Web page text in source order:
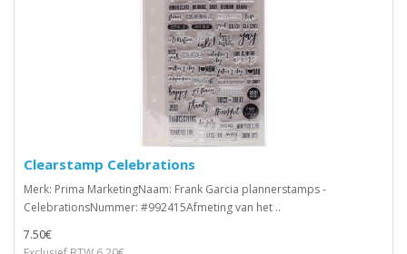
Clearstamp Celebrations
Merk: Prima MarketingNaam: Frank Garcia plannerstamps -
CelebrationsNummer: #992415Afmeting van het ..
7.50€